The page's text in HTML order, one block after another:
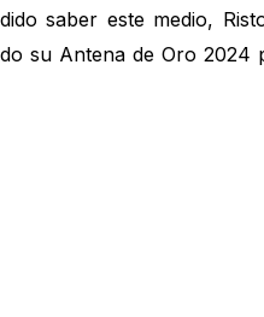
saber este medio,
su Antena de Oro 2024